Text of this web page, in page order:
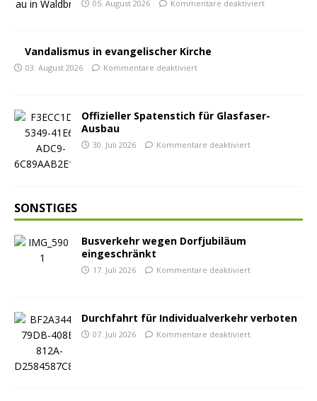
05. August 2026 Kommentare deaktiviert
Vandalismus in evangelischer Kirche
03. August 2026 Kommentare deaktiviert
Offizieller Spatenstich für Glasfaser-
Ausbau
30. Juli 2026 Kommentare deaktiviert
SONSTIGES
Busverkehr wegen Dorfjubiläum
eingeschränkt
17. Juli 2026 Kommentare deaktiviert
Durchfahrt für Individualverkehr verboten
07. Juli 2026 Kommentare deaktiviert